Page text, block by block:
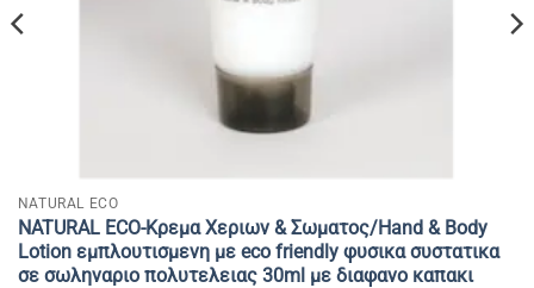
NATURAL ECO
NATURAL ECO-Κρεμα Χεριων & Σωματος/Ηand & Body
Lotion εμπλουτισμενη με eco friendly φυσικα συστατικα
σε σωληναριο πολυτελειας 30ml με διαφανο καπακι